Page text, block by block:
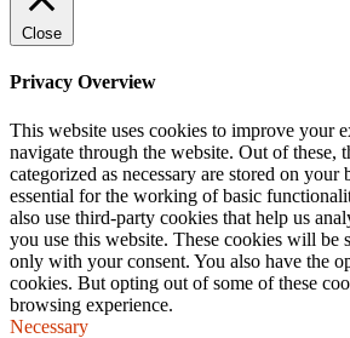
Close
Privacy Overview
This website uses cookies to improve your
navigate through the website. Out of these,
categorized as necessary are stored on your
essential for the working of basic
also use third-party cookies that help us
you use this website. These cookies will be
only with your consent. You also have the
cookies. But opting out of some of these
browsing experience.
Necessary